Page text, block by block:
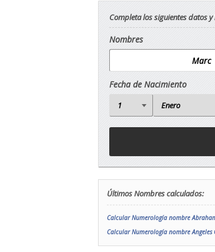
Completa los siguientes datos
Nombres
Fecha de Nacimiento
Últimos Nombres calculados:
Calcular Numerología nombre
Calcular Numerología nombre Angeles